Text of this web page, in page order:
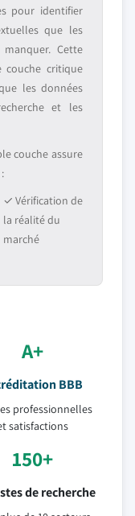
pour identifier
que les
Cette
couche critique
les données
et les
couche assure
✓ Vérification de
la réalité du
marché
A+
BBB
professionnelles
satisfactions
150+
de recherche